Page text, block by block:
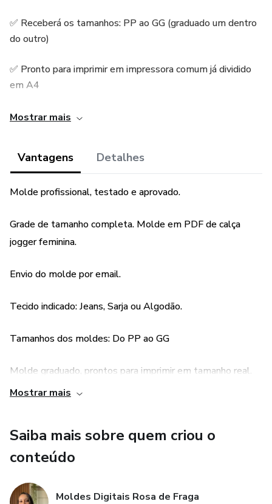
✅ Receberá os tamanhos: PP ao GG (graduado um dentro
do outro)
✅ Pronto para imprimir em impressora comum já dividido
em A4
✅ Arquivo em PDF em formato Plotter e A4
✅ Possui margem de costura
Mostrar mais
Vantagens Detalhes
Molde profissional, testado e aprovado.
Grade de tamanho completa. Molde em PDF de calça
jogger feminina.
Envio do molde por email.
Tecido indicado: Jeans, Sarja ou Algodão.
Tamanhos dos moldes: Do PP ao GG
Molde graduado, prontos para imprimir em tamanho real.
Mostrar mais
Saiba mais sobre quem criou o
conteúdo
Moldes Digitais Rosa de Fraga